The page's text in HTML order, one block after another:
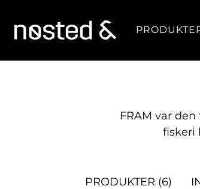
FRAM var
fiskeri
PRODUKTER (6)